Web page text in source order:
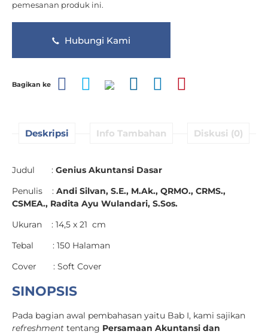
pemesanan produk ini.
Hubungi Kami
Bagikan ke
Deskripsi Info Tambahan Diskusi (0)
Judul : Genius Akuntansi Dasar
Penulis : Andi Silvan, S.E., M.Ak., QRMO., CRMS.,
CSMEA., Radita Ayu Wulandari, S.Sos.
Ukuran : 14,5 x 21 cm
Tebal : 150 Halaman
Cover : Soft Cover
SINOPSIS
Pada bagian awal pembahasan yaitu Bab I, kami sajikan
refreshment tentang Persamaan Akuntansi dan